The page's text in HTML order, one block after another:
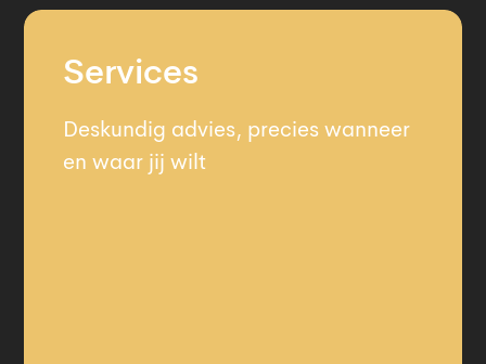
Services
Deskundig advies, precies wanneer
en waar jij wilt